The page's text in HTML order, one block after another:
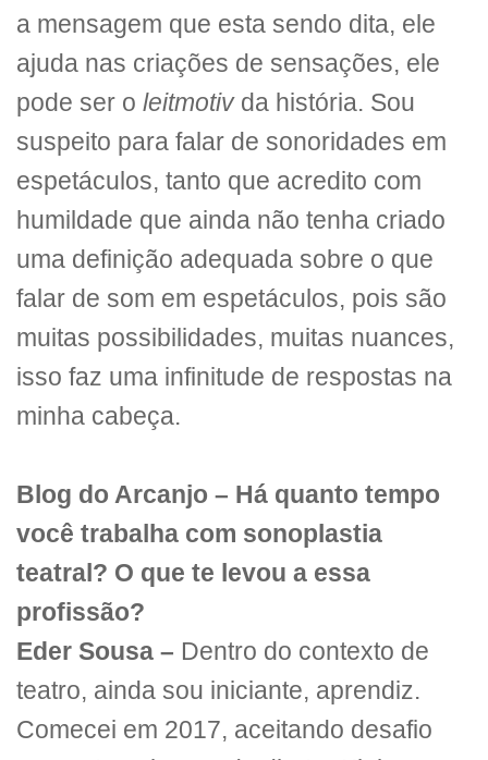
a mensagem que esta sendo dita, ele
ajuda nas criações de sensações, ele
pode ser o leitmotiv da história. Sou
suspeito para falar de sonoridades em
espetáculos, tanto que acredito com
humildade que ainda não tenha criado
uma definição adequada sobre o que
falar de som em espetáculos, pois são
muitas possibilidades, muitas nuances,
isso faz uma infinitude de respostas na
minha cabeça.
Blog do Arcanjo – Há quanto tempo
você trabalha com sonoplastia
teatral? O que te levou a essa
profissão?
Eder Sousa – Dentro do contexto de
teatro, ainda sou iniciante, aprendiz.
Comecei em 2017, aceitando desafio